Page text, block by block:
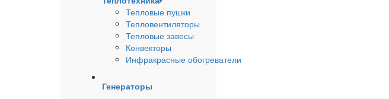
Тепловые пушки
Тепловентиляторы
Тепловые завесы
Конвекторы
Инфракрасные обогреватели
Генераторы